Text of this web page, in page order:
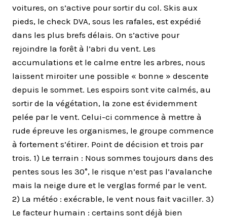
voitures, on s’active pour sortir du col. Skis aux
pieds, le check DVA, sous les rafales, est expédié
dans les plus brefs délais. On s’active pour
rejoindre la forêt à l’abri du vent. Les
accumulations et le calme entre les arbres, nous
laissent miroiter une possible « bonne » descente
depuis le sommet. Les espoirs sont vite calmés, au
sortir de la végétation, la zone est évidemment
pelée par le vent. Celui-ci commence à mettre à
rude épreuve les organismes, le groupe commence
à fortement s’étirer. Point de décision et trois par
trois. 1) Le terrain : Nous sommes toujours dans des
pentes sous les 30°, le risque n’est pas l’avalanche
mais la neige dure et le verglas formé par le vent.
2) La météo : exécrable, le vent nous fait vaciller. 3)
Le facteur humain : certains sont déjà bien